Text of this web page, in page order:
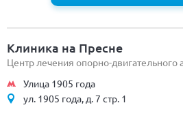
Клиника на Пресне
Центр лечения опорно-двигательного
Улица 1905 года
ул. 1905 года, д. 7 стр. 1